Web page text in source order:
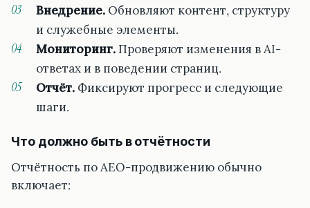
Внедрение. Обновляют контент, структуру
и служебные элементы.
Мониторинг.Проверяют изменения в AI-
ответах и в поведении страниц.
Отчёт. Фиксируют прогресс и следующие
шаги.
Что должно быть в отчётности
Отчётность по AEO-продвижению обычно
включает: